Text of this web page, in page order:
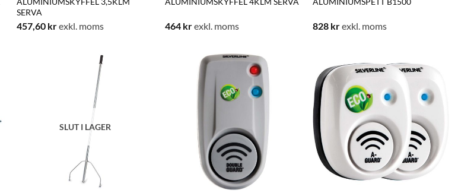
SERVA
457,60 krexkl. moms 464 krexkl. moms 828 krexkl. moms
SLUT I LAGER